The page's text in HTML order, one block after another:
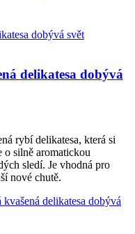
delikatesa dobývá
rybí delikatesa, která si
o silně aromatickou
sledí. Je vhodná pro
nové chutě.
delikatesa dobývá